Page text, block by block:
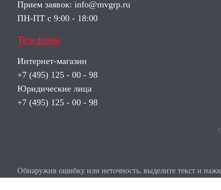
Прием заявок: info@mvgrp.ru
ПН-ПТ с 9:00 - 18:00
Телефоны
Интернет-магазин
+7 (495) 125 - 00 - 98
Юридические лица
+7 (495) 125 - 00 - 98
Обнаружив ошибку или неточность, выделите текст и